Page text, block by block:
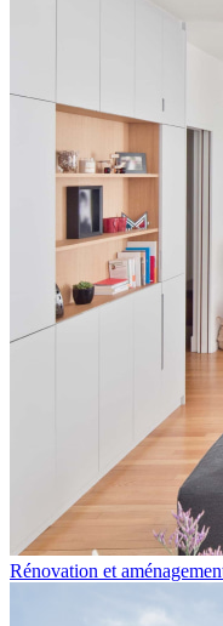
Rénovation et